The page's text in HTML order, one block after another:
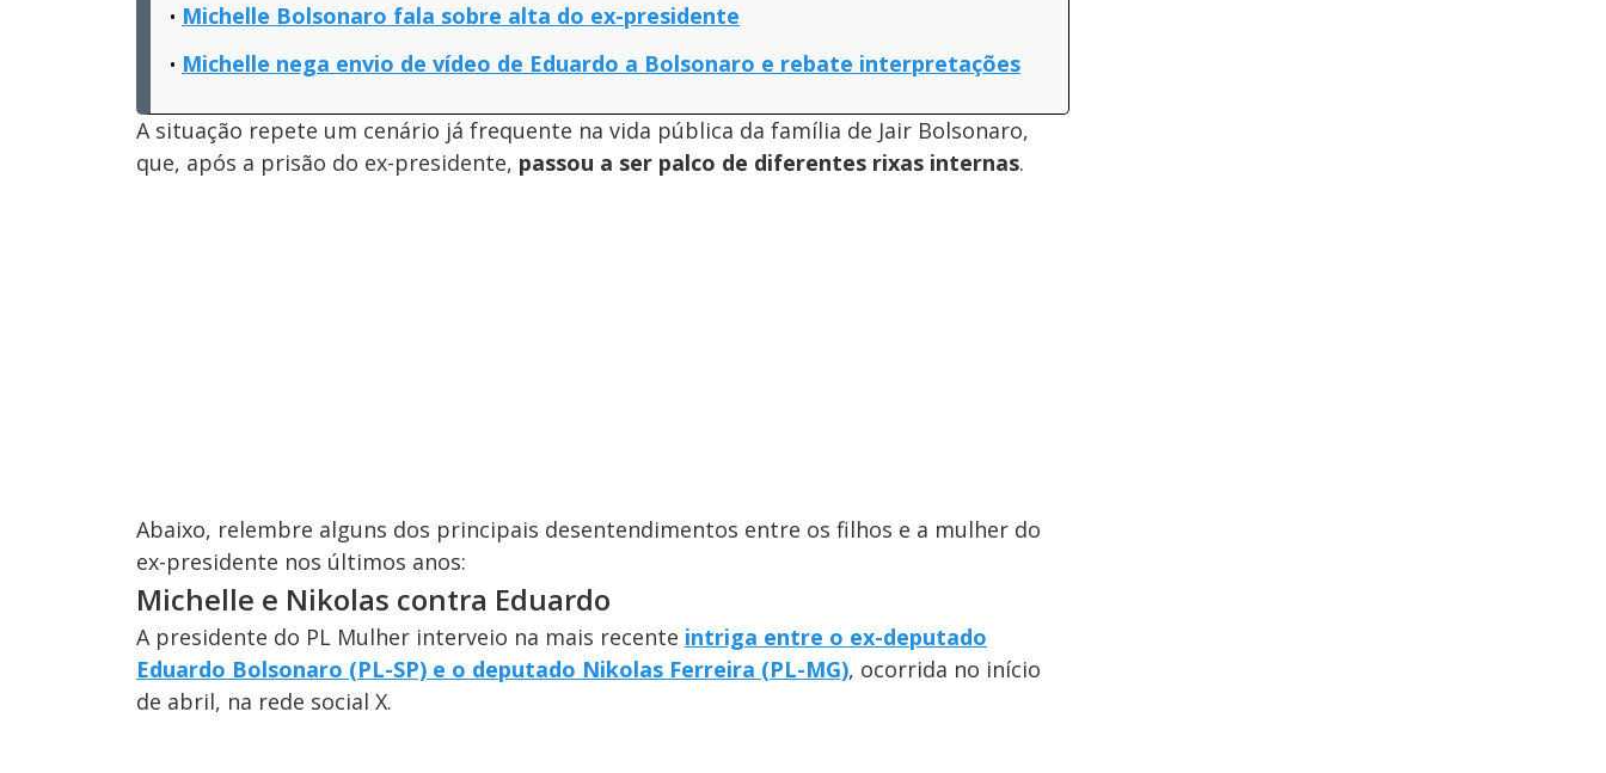
Michelle Bolsonaro fala sobre alta do ex-presidente
Michelle nega envio de vídeo de Eduardo a Bolsonaro e rebate interpretações
A situação repete um cenário já frequente na vida pública da família de Jair Bolsonaro,
que, após a prisão do ex-presidente, passou a ser palco de diferentes rixas internas.
Abaixo, relembre alguns dos principais desentendimentos entre os filhos e a mulher do
ex-presidente nos últimos anos:
Michelle e Nikolas contra Eduardo
A presidente do PL Mulher interveio na mais recente intriga entre o ex-deputado
Eduardo Bolsonaro (PL-SP) e o deputado Nikolas Ferreira (PL-MG), ocorrida no início
de abril, na rede social X.